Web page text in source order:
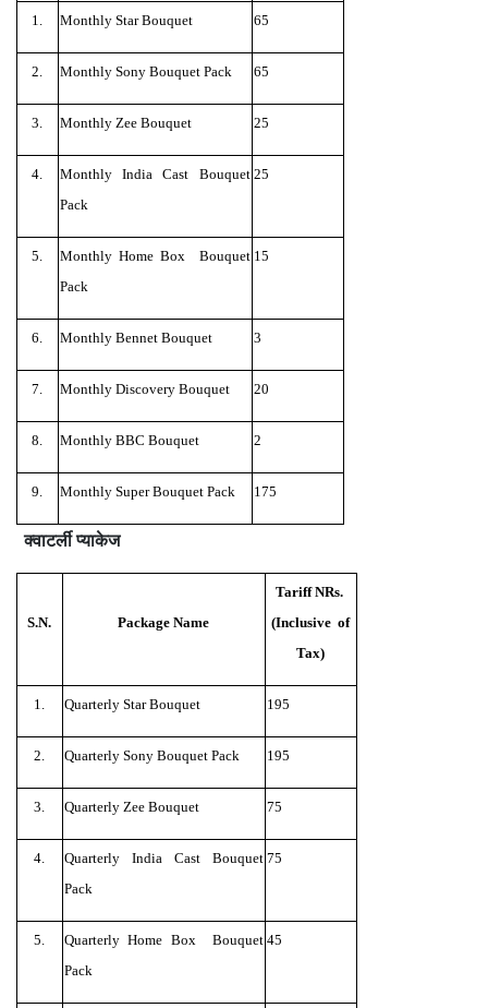
1. Monthly Star Bouquet 65
2. Monthly Sony Bouquet Pack 65
3. Monthly Zee Bouquet 25
4.
Monthly India Cast Bouquet
Pack
25
5.
Monthly Home Box Bouquet
Pack
15
6. Monthly Bennet Bouquet 3
7. Monthly Discovery Bouquet 20
8. Monthly BBC Bouquet 2
9. Monthly Super Bouquet Pack 175
क्वाटर्ली प्याकेज
S.N. Package Name
Tariff NRs.
(Inclusive of
Tax)
1. Quarterly Star Bouquet 195
2. Quarterly Sony Bouquet Pack 195
3. Quarterly Zee Bouquet 75
4.
Quarterly India Cast Bouquet
Pack
75
5.
Quarterly Home Box Bouquet
Pack
45